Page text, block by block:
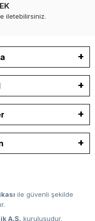
iletebilirsiniz.
ile güvenli şekilde
A.Ş. kuruluşudur.